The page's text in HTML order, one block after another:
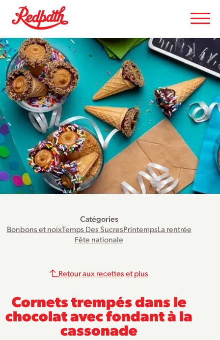
Catégories
Bonbons et noixTemps Des SucresPrintempsLa rentrée
Fête nationale
Cornets trempés dans le
chocolat avec fondant à la
cassonade
Retour aux recettes et plus